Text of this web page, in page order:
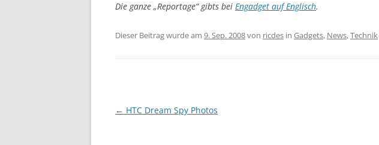
Die ganze „Reportage“ gibts bei Engadget auf Englisch.
Dieser Beitrag wurde am 9. Sep. 2008von ricdes in Gadgets, News,Technik
Beitragsnavigation
← HTC Dream Spy Photos